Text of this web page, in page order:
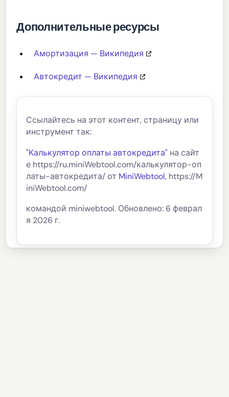
Дополнительные ресурсы
Амортизация — Википедия
Автокредит — Википедия
Ссылайтесь на этот контент, страницу или
инструмент так:
"Калькулятор оплаты автокредита" на сайт
е https://ru.miniWebtool.com/калькулятор-оп
латы-автокредита/ от MiniWebtool, https://M
iniWebtool.com/
командой miniwebtool. Обновлено: 6 феврал
я 2026 г.